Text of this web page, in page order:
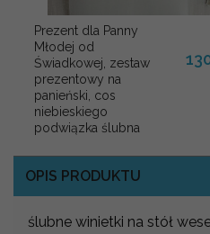
Prezent dla Panny
Młodej od
Świadkowej, zestaw
prezentowy na
panieński, cos
niebieskiego
podwiązka ślubna
OPIS PRODUKTU
ślubne winietki na stół